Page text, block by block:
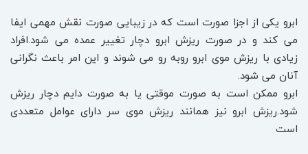
ابرو یکی از اجزا صورت است که در زیبایی صورت نقش مهمی ایفا
می کند و در صورت ریزش ابرو دچار تغییر عمده می شود.افراد
زیادی با ریزش موی ابرو روبه رو می شوند و این امر باعث نگرانی
آنان می شود.
ابرو ممکن است به صورت موقتی یا به صورت دایم دچار ریزش
شود.ریزش ابرو نیز همانند ریزش موی سر دارای عوامل متعددی
است